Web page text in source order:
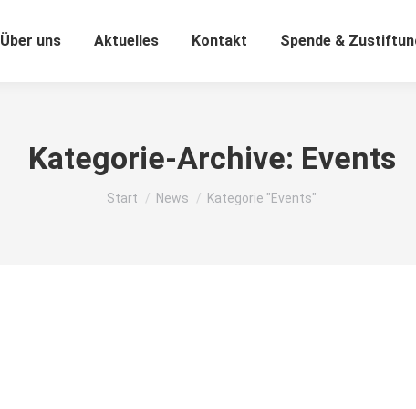
Über uns Aktuelles Kontakt Spende &
Kategorie-Archive: Events
Sie befinden sich hier:
Start News Kategorie "Events"